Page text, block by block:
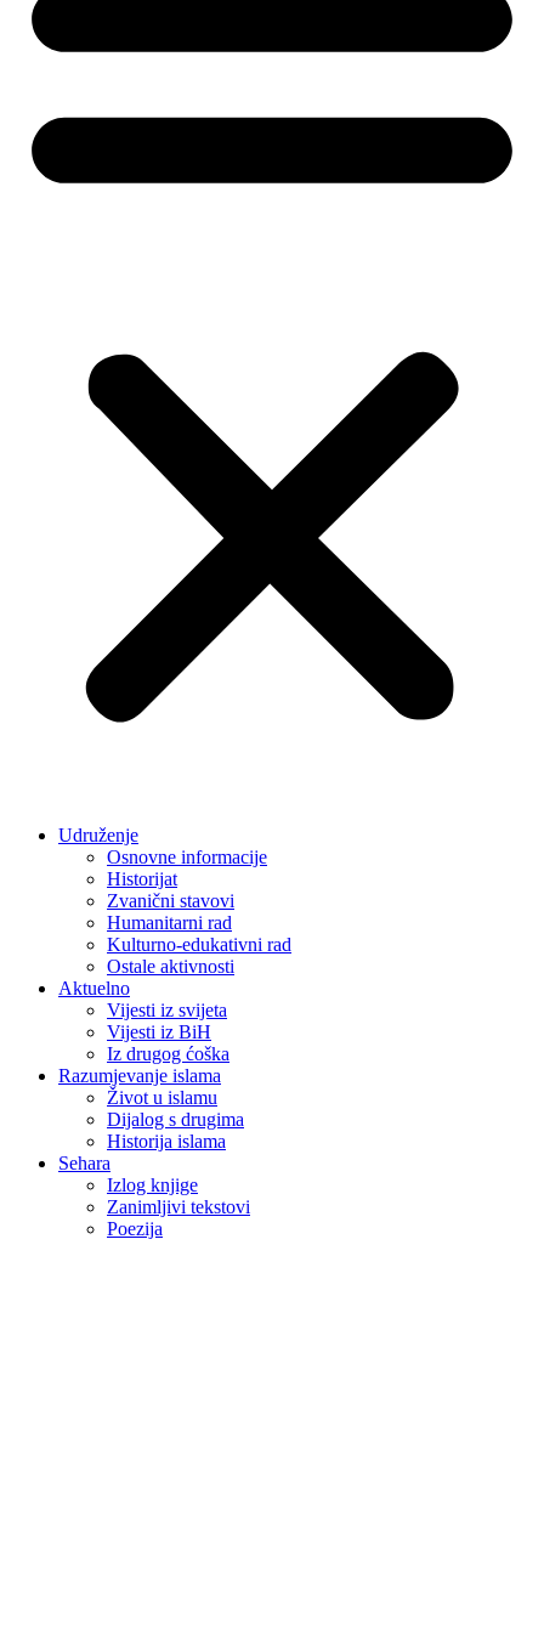
Udruženje
Osnovne informacije
Historijat
Zvanični stavovi
Humanitarni rad
Kulturno-edukativni rad
Ostale aktivnosti
Aktuelno
Vijesti iz svijeta
Vijesti iz BiH
Iz drugog ćoška
Razumjevanje islama
Život u islamu
Dijalog s drugima
Historija islama
Sehara
Izlog knjige
Zanimljivi tekstovi
Poezija